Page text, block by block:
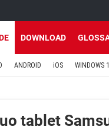
DOWNLOAD
ANDROID iOS WINDOWS
tablet